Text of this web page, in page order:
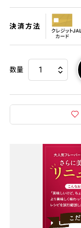
決済方法
数量